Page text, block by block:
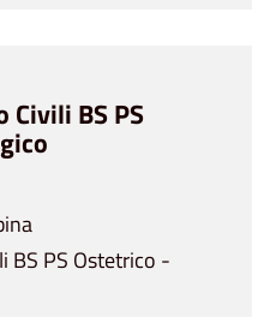
Civili BS PS
BS PS Ostetrico -